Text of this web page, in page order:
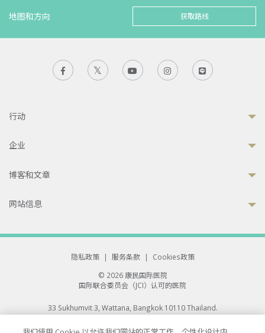
地图和方向 获取路线
行动
企业
博客和文章
网站信息
隐私政策 | 服务条款 |
Cookies政策
© 2026 康民国际医院
国际联合委员会（JCI）认可的医院
33 Sukhumvit 3, Wattana, Bangkok 10110 Thailand.
All rights reserved.